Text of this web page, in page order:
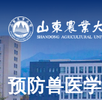
预防兽医